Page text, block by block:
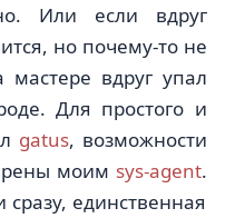
Или если вдруг
но почему-то не
вдруг упал
Для простого и
gatus, возможности
моим sys-agent.
сразу, единственная